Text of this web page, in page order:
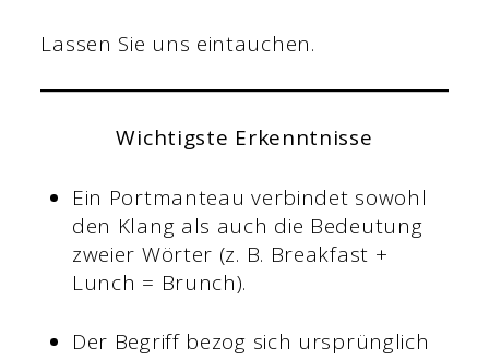
Lassen Sie uns eintauchen.
Wichtigste Erkenntnisse
Ein Portmanteau verbindet sowohl
den Klang als auch die Bedeutung
zweier Wörter (z. B. Breakfast +
Lunch = Brunch).
Der Begriff bezog sich ursprünglich